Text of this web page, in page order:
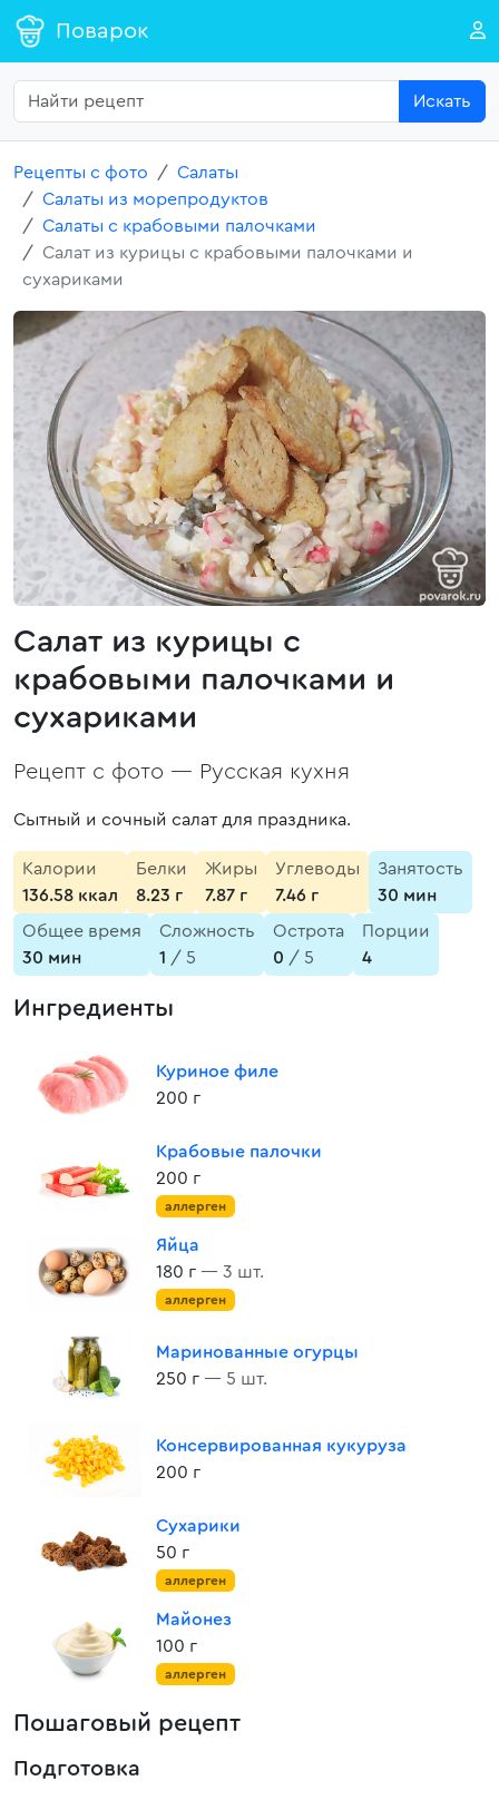
Поварок
Искать
Рецепты с фото
Салаты
Салаты из морепродуктов
Салаты с крабовыми палочками
Салат из курицы с крабовыми палочками и
сухариками
Салат из курицы с
крабовыми палочками и
сухариками
Рецепт с фото — Русская кухня
Сытный и сочный салат для праздника.
Калории
136.58 ккал
Белки
8.23 г
Жиры
7.87 г
Углеводы
7.46 г
Занятость
30 мин
Общее время
30 мин
Сложность
1 / 5
Острота
0 / 5
Порции
4
Ингредиенты
Куриное филе
200 г
Крабовые палочки
200 г
аллерген
Яйца
180 г — 3 шт.
аллерген
Маринованные огурцы
250 г — 5 шт.
Консервированная кукуруза
200 г
Сухарики
50 г
аллерген
Майонез
100 г
аллерген
Пошаговый рецепт
Подготовка